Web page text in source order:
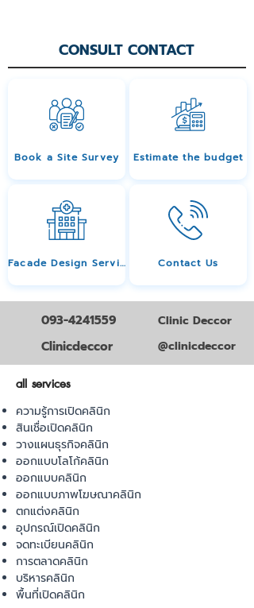
CONSULT CONTACT
Book a Site Survey Estimate the budget
Facade Design Service Contact Us
093-4241559
Clinicdeccor
Clinic Deccor
@clinicdeccor
all services
ความรู้การเปิดคลินิก
สินเชื่อเปิดคลินิก
วางแผนธุรกิจคลินิก
ออกแบบโลโก้คลินิก
ออกแบบคลินิก
ออกแบบภาพโฆษณาคลินิก
ตกแต่งคลินิก
อุปกรณ์เปิดคลินิก
จดทะเบียนคลินิก
การตลาดคลินิก
บริหารคลินิก
พื้นที่เปิดคลินิก